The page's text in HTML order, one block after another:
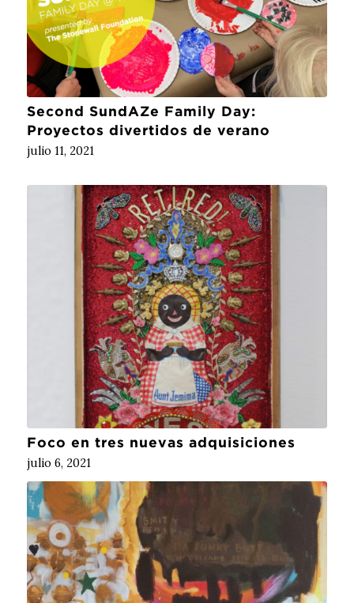
Second SundAZe Family Day:
Proyectos divertidos de verano
julio 11, 2021
Foco en tres nuevas adquisiciones
julio 6, 2021